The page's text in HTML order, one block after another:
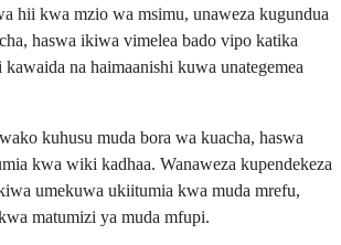
hii kwa mzio wa msimu, unaweza kugundua
haswa ikiwa vimelea bado vipo katika
na haimaanishi kuwa unategemea
kuhusu muda bora wa kuacha, haswa
kwa wiki kadhaa. Wanaweza kupendekeza
umekuwa ukiitumia kwa muda mrefu,
matumizi ya muda mfupi.